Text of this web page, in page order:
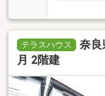
テラスハウス
奈良
月 2階建